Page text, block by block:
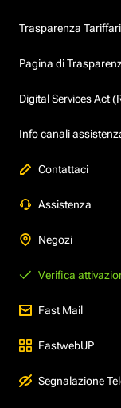
Trasparenza
Pagina di
Digital Services Act
Info canali
Contattaci
Assistenza
Negozi
Verifica
Fast Mail
FastwebUP
Segnalazione